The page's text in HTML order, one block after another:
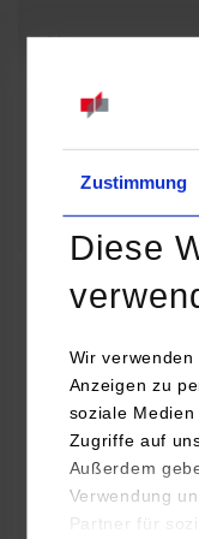
Zustimmung
Diese
Wir
Anzeigen zu
soziale
Zugriffe auf
Außerdem
Verwendung
Partner für
Baue dir deine
funktionierendes
Zum Event
32. Horber
und
der Autos
08.09.2026 -
Hast du Lust, dein